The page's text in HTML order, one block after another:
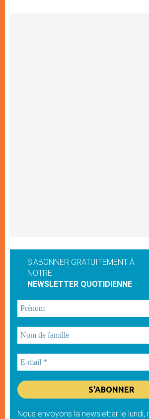
S'ABONNER GRATUITEMENT À
NOTRE
NEWSLETTER QUOTIDIENNE
Nous envoyons la newsletter le lundi,